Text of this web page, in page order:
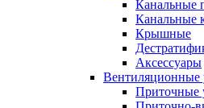
Канальные
Канальные
Крышные
Аксессуары
Вентиляционные
Приточные